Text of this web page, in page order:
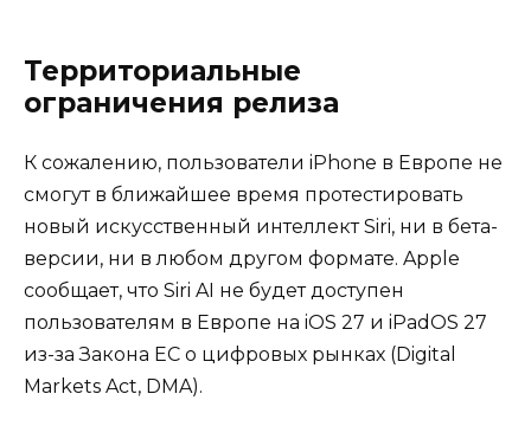
Территориальные
ограничения релиза
К сожалению, пользователи iPhone в Европе не
смогут в ближайшее время протестировать
новый искусственный интеллект Siri, ни в бета-
версии, ни в любом другом формате. Apple
сообщает, что Siri AI не будет доступен
пользователям в Европе на iOS 27 и iPadOS 27
из-за Закона ЕС о цифровых рынках (Digital
Markets Act, DMA).